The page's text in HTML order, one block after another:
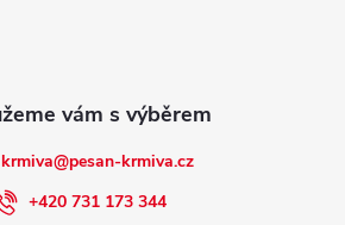
krmiva@pesan-krmiva.cz
+420 731 173 344